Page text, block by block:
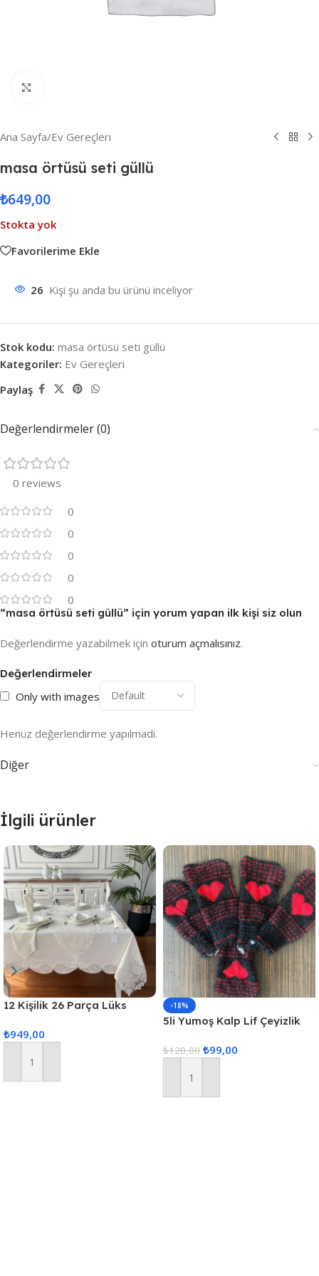
Ana Sayfa/Ev Gereçleri
masa örtüsü seti güllü
₺649,00
Stokta yok
Favorilerime Ekle
26 Kişi şu anda bu ürünü inceliyor
Stok kodu: masa örtüsü seti güllü
Kategoriler: Ev Gereçleri
Paylaş
Değerlendirmeler (0)
0 reviews
0
0
0
0
0
Değerlendirmeler
Only with images
Henüz değerlendirme yapılmadı.
“masa örtüsü seti güllü” için yorum yapan ilk kişi siz olun
Değerlendirme yazabilmek için oturum açmalısınız.
Diğer
İlgili ürünler
12 Kişilik 26 Parça Lüks
Masa Örtüsü Seti
₺949,00
Sepete Ekle
-18%
5li Yumoş Kalp Lif Çeyizlik
₺120,00 ₺99,00
Sepete Ekle